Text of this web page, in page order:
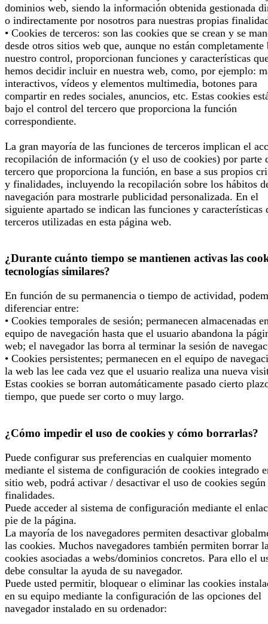
dominios web, siendo la información obtenida gestionada
o indirectamente por nosotros para nuestras propias
• Cookies de terceros: son las cookies que se crean y se
desde otros sitios web que, aunque no están completamente
nuestro control, proporcionan funciones y características
hemos decidir incluir en nuestra web, como, por ejemplo:
interactivos, vídeos y elementos multimedia, botones para
compartir en redes sociales, anuncios, etc. Estas cookies
bajo el control del tercero que proporciona la función
correspondiente.
La gran mayoría de las funciones de terceros implican el
recopilación de información (y el uso de cookies) por parte
tercero que proporciona la función, en base a sus propios
y finalidades, incluyendo la recopilación sobre los hábitos
navegación para mostrarle publicidad personalizada. En el
siguiente apartado se indican las funciones y características
terceros utilizadas en esta página web.
¿Durante cuánto tiempo se mantienen activas las
tecnologías similares?
En función de su permanencia o tiempo de actividad,
diferenciar entre:
• Cookies temporales de sesión; permanecen almacenadas
equipo de navegación hasta que el usuario abandona la
web; el navegador las borra al terminar la sesión de
• Cookies persistentes; permanecen en el equipo de
la web las lee cada vez que el usuario realiza una nueva
Estas cookies se borran automáticamente pasado cierto
tiempo, que puede ser corto o muy largo.
¿Cómo impedir el uso de cookies y cómo borrarlas?
Puede configurar sus preferencias en cualquier momento
mediante el sistema de configuración de cookies integrado
sitio web, podrá activar / desactivar el uso de cookies según
finalidades.
Puede acceder al sistema de configuración mediante el
pie de la página.
La mayoría de los navegadores permiten desactivar
las cookies. Muchos navegadores también permiten borrar
cookies asociadas a webs/dominios concretos. Para ello el
debe consultar la ayuda de su navegador.
Puede usted permitir, bloquear o eliminar las cookies
en su equipo mediante la configuración de las opciones del
navegador instalado en su ordenador: